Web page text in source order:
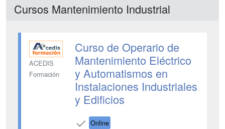
Cursos Mantenimiento Industrial
ACEDIS
Formación
Curso de Operario de
Mantenimiento Eléctrico
y Automatismos en
Instalaciones Industriales
y Edificios
Online